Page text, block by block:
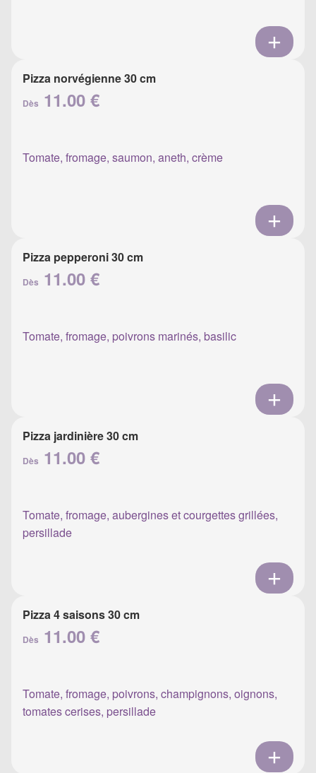
Pizza norvégienne 30 cm
Dès 11.00 €
Tomate, fromage, saumon, aneth, crème
Pizza pepperoni 30 cm
Dès 11.00 €
Tomate, fromage, poivrons marinés, basilic
Pizza jardinière 30 cm
Dès 11.00 €
Tomate, fromage, aubergines et courgettes grillées,
persillade
Pizza 4 saisons 30 cm
Dès 11.00 €
Tomate, fromage, poivrons, champignons, oignons,
tomates cerises, persillade